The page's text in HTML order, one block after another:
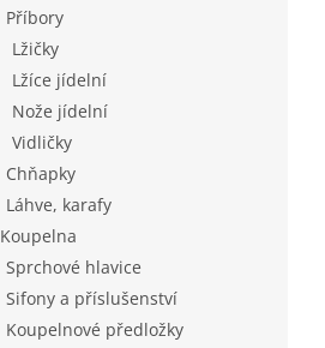
Příbory
Lžičky
Lžíce jídelní
Nože jídelní
Vidličky
Chňapky
Láhve, karafy
Koupelna
Sprchové hlavice
Sifony a příslušenství
Koupelnové předložky